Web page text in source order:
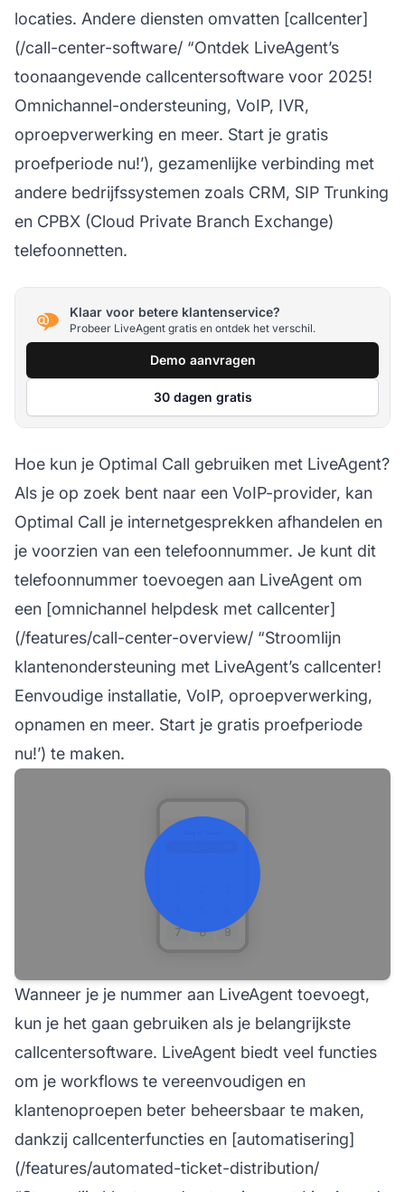
locaties. Andere diensten omvatten [callcenter]
(/call-center-software/ “Ontdek LiveAgent’s
toonaangevende callcentersoftware voor 2025!
Omnichannel-ondersteuning, VoIP, IVR,
oproepverwerking en meer. Start je gratis
proefperiode nu!’), gezamenlijke verbinding met
andere bedrijfssystemen zoals CRM, SIP Trunking
en CPBX (Cloud Private Branch Exchange)
telefoonnetten.
Klaar voor betere klantenservice?
Probeer LiveAgent gratis en ontdek het verschil.
Demo aanvragen
30 dagen gratis
Hoe kun je Optimal Call gebruiken met LiveAgent?
Als je op zoek bent naar een VoIP-provider, kan
Optimal Call je internetgesprekken afhandelen en
je voorzien van een telefoonnummer. Je kunt dit
telefoonnummer toevoegen aan LiveAgent om
een [omnichannel helpdesk met callcenter]
(/features/call-center-overview/ “Stroomlijn
klantenondersteuning met LiveAgent’s callcenter!
Eenvoudige installatie, VoIP, oproepverwerking,
opnamen en meer. Start je gratis proefperiode
nu!’) te maken.
Wanneer je je nummer aan LiveAgent toevoegt,
kun je het gaan gebruiken als je belangrijkste
callcentersoftware. LiveAgent biedt veel functies
om je workflows te vereenvoudigen en
klantenoproepen beter beheersbaar te maken,
dankzij callcenterfuncties en [automatisering]
(/features/automated-ticket-distribution/